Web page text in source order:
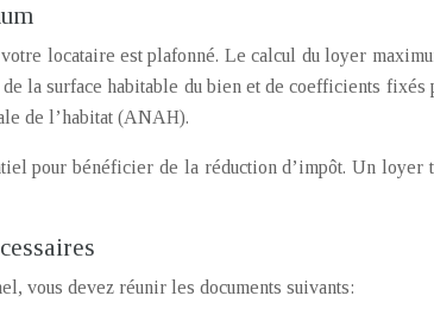
locataire est plafonné. Le calcul du loyer
la surface habitable du bien et de coefficients
de l’habitat (ANAH).
pour bénéficier de la réduction d’impôt. Un loyer
vous devez réunir les documents suivants: